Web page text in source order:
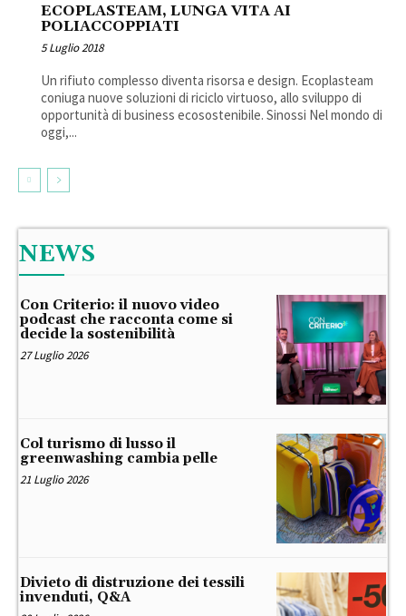
ECOPLASTEAM, LUNGA VITA AI
POLIACCOPPIATI
5 Luglio 2018
Un rifiuto complesso diventa risorsa e design. Ecoplasteam
coniuga nuove soluzioni di riciclo virtuoso, allo sviluppo di
opportunità di business ecosostenibile. Sinossi Nel mondo di
oggi,...
NEWS
Con Criterio: il nuovo video
podcast che racconta come si
decide la sostenibilità
27 Luglio 2026
Col turismo di lusso il
greenwashing cambia pelle
21 Luglio 2026
Divieto di distruzione dei tessili
invenduti, Q&A